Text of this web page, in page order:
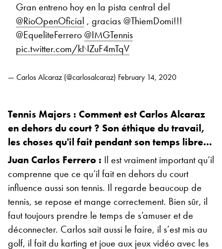
Gran entreno hoy en la pista central del
@RioOpenOficial , gracias @ThiemDomi!!!
@EqueliteFerrero@IMGTennis
pic.twitter.com/kNZuF4mTqV
— Carlos Alcaraz (@carlosalcaraz) February 14, 2020
Tennis Majors : Comment est Carlos Alcaraz
en dehors du court ? Son éthique du travail,
les choses qu'il fait pendant son temps libre…
Juan Carlos Ferrero : Il est vraiment important qu’il
comprenne que ce qu’il fait en dehors du court
influence aussi son tennis. Il regarde beaucoup de
tennis, se repose et mange correctement. Bien sûr, il
faut toujours prendre le temps de s’amuser et de
déconnecter. Carlos sait aussi le faire, il s’est mis au
golf, il fait du karting et joue aux jeux vidéo avec les